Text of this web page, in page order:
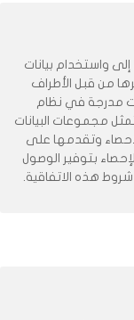
واستخدام بيانات
من قبل الأطراف
مدرجة في نظام
مجموعات البيانات
وتقدمها على
بتوفير الوصول
هذه الاتفاقية.